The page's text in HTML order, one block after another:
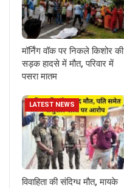
मॉर्निंग वॉक पर निकले किशोर की
सड़क हादसे में मौत, परिवार में
पसरा मातम
LATEST NEWS
विवाहिता की संदिग्ध मौत, मायके